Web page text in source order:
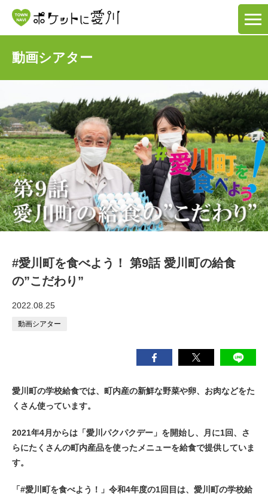
動画シアター
#愛川町を食べよう！ 第9話 愛川町の給食
の”こだわり”
2022.08.25
動画シアター
愛川町の学校給食では、町内産の新鮮な野菜や卵、お肉などをた
くさん使っています。
2021年4月からは「愛川パクパクデー」を開始し、月に1回、さ
らにたくさんの町内産品を使ったメニューを給食で提供していま
す。
「#愛川町を食べよう！」令和4年度の1回目は、愛川町の学校給